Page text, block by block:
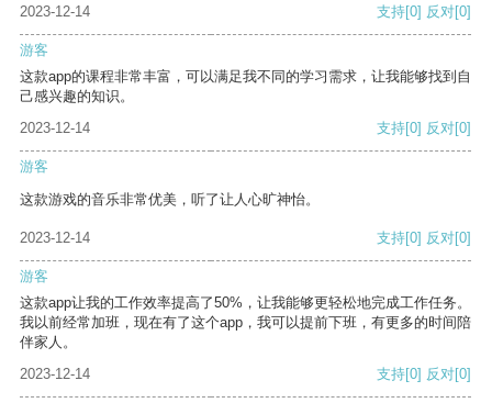
2023-12-14
支持[0] 反对[0]
游客
这款app的课程非常丰富，可以满足我不同的学习需求，让我能够找到自
己感兴趣的知识。
2023-12-14
支持[0] 反对[0]
游客
这款游戏的音乐非常优美，听了让人心旷神怡。
2023-12-14 支持[0] 反对[0]
游客
这款app让我的工作效率提高了50%，让我能够更轻松地完成工作任务。
我以前经常加班，现在有了这个app，我可以提前下班，有更多的时间陪
伴家人。
2023-12-14
支持[0] 反对[0]